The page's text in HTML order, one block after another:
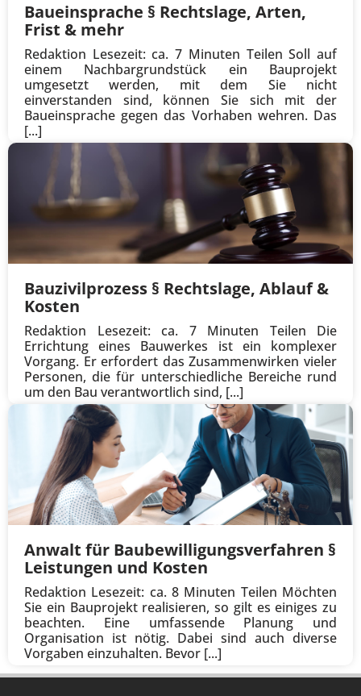
Baueinsprache § Rechtslage, Arten,
Frist & mehr
Redaktion Lesezeit: ca. 7 Minuten Teilen Soll auf
einem Nachbargrundstück ein Bauprojekt
umgesetzt werden, mit dem Sie nicht
einverstanden sind, können Sie sich mit der
Baueinsprache gegen das Vorhaben wehren. Das
[...]
Bauzivilprozess § Rechtslage, Ablauf &
Kosten
Redaktion Lesezeit: ca. 7 Minuten Teilen Die
Errichtung eines Bauwerkes ist ein komplexer
Vorgang. Er erfordert das Zusammenwirken vieler
Personen, die für unterschiedliche Bereiche rund
um den Bau verantwortlich sind, [...]
Anwalt für Baubewilligungs­verfahren §
Leistungen und Kosten
Redaktion Lesezeit: ca. 8 Minuten Teilen Möchten
Sie ein Bauprojekt realisieren, so gilt es einiges zu
beachten. Eine umfassende Planung und
Organisation ist nötig. Dabei sind auch diverse
Vorgaben einzuhalten. Bevor [...]